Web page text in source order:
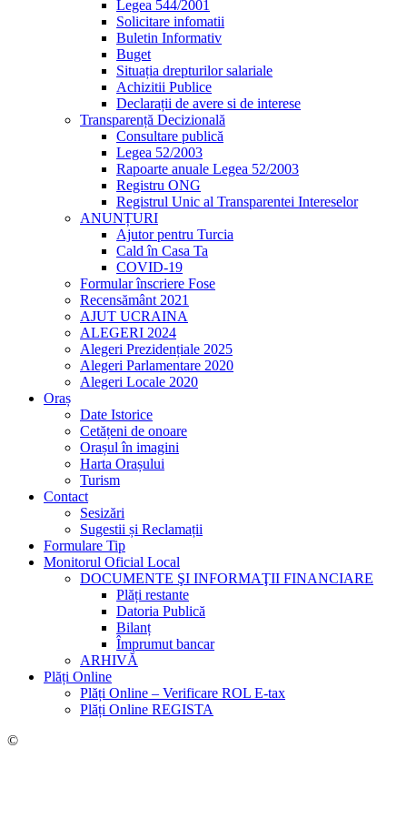
Legea 544/2001
Solicitare infomatii
Buletin Informativ
Buget
Situația drepturilor salariale
Achizitii Publice
Declarații de avere si de interese
Transparență Decizională
Consultare publică
Legea 52/2003
Rapoarte anuale Legea 52/2003
Registru ONG
Registrul Unic al Transparentei Intereselor
ANUNȚURI
Ajutor pentru Turcia
Cald în Casa Ta
COVID-19
Formular înscriere Fose
Recensământ 2021
AJUT UCRAINA
ALEGERI 2024
Alegeri Prezidențiale 2025
Alegeri Parlamentare 2020
Alegeri Locale 2020
Oraș
Date Istorice
Cetățeni de onoare
Orașul în imagini
Harta Orașului
Turism
Contact
Sesizări
Sugestii și Reclamații
Formulare Tip
Monitorul Oficial Local
DOCUMENTE ŞI INFORMAŢII FINANCIARE
Plăți restante
Datoria Publică
Bilanț
Împrumut bancar
ARHIVĂ
Plăți Online
Plăți Online – Verificare ROL E-tax
Plăți Online REGISTA
©